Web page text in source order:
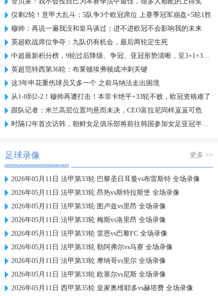
仅剩2轮！意甲大乱斗：5队争3个欧冠席位 上赛季冠军崩盘+5轮1胜
穆帅：再说一遍我没和皇马谈过；进不进欧冠不会影响我的未来
英超欧战席位争夺：九队仍有机会，最后两轮定生死
中超最新积分榜，9轮过后降级、争冠、亚冠形势清晰，呈3+1+3格局
英超范特西第36轮：布莱顿埃弗顿成冲刺关键
这3年申花重伤球员又多一个 之前马纳法走出困境
从1-0到2-2！穆帅再遭打击！本菲卡绝平+33轮不败，欧冠资格难了
跟队记者：米兰高层位置均悬而未决，CEO富拉尼同样岌岌可危
时隔12年首次访韩，朝鲜女足俱乐部将前往韩国参加女足亚冠半决赛
足球录像 更多 >>
2026年05月11日 法甲第33轮 巴黎圣日耳曼vs布雷斯特 全场录像
2026年05月11日 法甲第33轮 昂热vs斯特拉斯堡 全场录像
2026年05月11日 法甲第33轮 图卢兹vs里昂 全场录像
2026年05月11日 法甲第33轮 梅斯vs洛里昂 全场录像
2026年05月11日 法甲第33轮 雷恩vs巴黎FC 全场录像
2026年05月11日 法甲第33轮 勒阿弗尔vs马赛 全场录像
2026年05月11日 法甲第33轮 摩纳哥vs里尔 全场录像
2026年05月11日 法甲第33轮 欧塞尔vs尼斯 全场录像
2026年05月11日 西甲第35轮 皇家奥维耶多vs赫塔费 全场录像